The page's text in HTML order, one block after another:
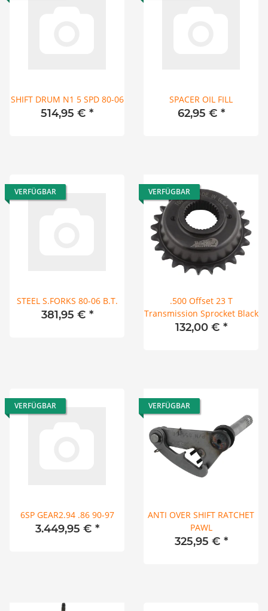
SHIFT DRUM N1 5 SPD 80-06
514,95 € *
SPACER OIL FILL
62,95 € *
VERFÜGBAR
STEEL S.FORKS 80-06 B.T.
381,95 € *
VERFÜGBAR
.500 Offset 23 T
Transmission Sprocket Black
132,00 € *
VERFÜGBAR
6SP GEAR2.94 .86 90-97
3.449,95 € *
VERFÜGBAR
ANTI OVER SHIFT RATCHET
PAWL
325,95 € *